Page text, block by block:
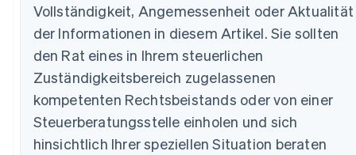
Vollständigkeit, Angemessenheit oder Aktualität
der Informationen in diesem Artikel. Sie sollten
den Rat eines in Ihrem steuerlichen
Zuständigkeitsbereich zugelassenen
kompetenten Rechtsbeistands oder von einer
Steuerberatungsstelle einholen und sich
hinsichtlich Ihrer speziellen Situation beraten
Bulgarien
English
Dänemark
English
Deutschland
DeutschEnglish
Estland
English
Festlandchina